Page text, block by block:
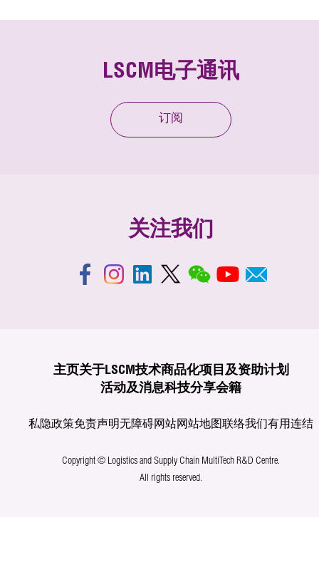
LSCM电子通讯
订阅
关注我们
主页关于LSCM技术商品化项目及资助计划
活动及消息科技分享会籍
私隐政策免责声明无障碍网站网站地图联络我们有用连结
Copyright © Logistics and Supply Chain MultiTech R&D Centre.
All rights reserved.